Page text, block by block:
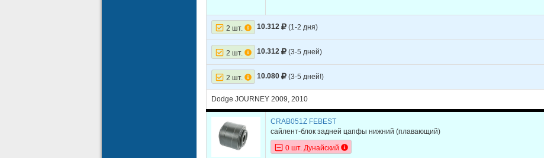
11 DODGE
12 DODGE
13 DODGE JOURNEY 2013
14 DODGE
DODGE
DODGE JOURNEY
2 шт. 10.312 (1-2 дня)
2 шт. 10.312 (3-5 дней)
2 шт. 10.080 (3-5 дней!)
Dodge JOURNEY 2009, 2010
CRAB051Z FEBEST
сайлент-блок задней цапфы нижний (плавающий)
0 шт. Дунайский